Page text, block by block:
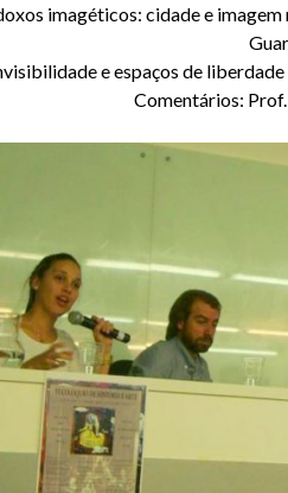
imagéticos: cidade e
e espaços de
Comentários: